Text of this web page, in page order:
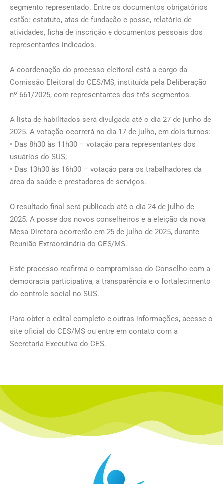
segmento representado. Entre os documentos obrigatórios
estão: estatuto, atas de fundação e posse, relatório de
atividades, ficha de inscrição e documentos pessoais dos
representantes indicados.
A coordenação do processo eleitoral está a cargo da
Comissão Eleitoral do CES/MS, instituída pela Deliberação
nº 661/2025, com representantes dos três segmentos.
A lista de habilitados será divulgada até o dia 27 de junho de
2025. A votação ocorrerá no dia 17 de julho, em dois turnos:
• Das 8h30 às 11h30 – votação para representantes dos
usuários do SUS;
• Das 13h30 às 16h30 – votação para os trabalhadores da
área da saúde e prestadores de serviços.
O resultado final será publicado até o dia 24 de julho de
2025. A posse dos novos conselheiros e a eleição da nova
Mesa Diretora ocorrerão em 25 de julho de 2025, durante
Reunião Extraordinária do CES/MS.
Este processo reafirma o compromisso do Conselho com a
democracia participativa, a transparência e o fortalecimento
do controle social no SUS.
Para obter o edital completo e outras informações, acesse o
site oficial do CES/MS ou entre em contato com a
Secretaria Executiva do CES.